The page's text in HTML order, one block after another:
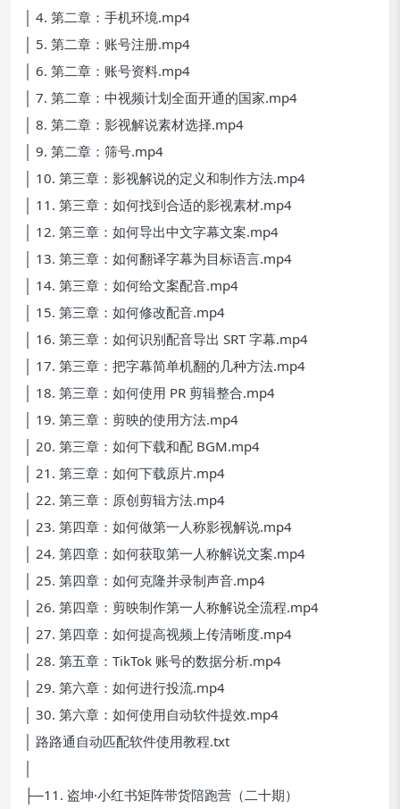
│ 4. 第二章：手机环境.mp4
│ 5. 第二章：账号注册.mp4
│ 6. 第二章：账号资料.mp4
│ 7. 第二章：中视频计划全面开通的国家.mp4
│ 8. 第二章：影视解说素材选择.mp4
│ 9. 第二章：筛号.mp4
│ 10. 第三章：影视解说的定义和制作方法.mp4
│ 11. 第三章：如何找到合适的影视素材.mp4
│ 12. 第三章：如何导出中文字幕文案.mp4
│ 13. 第三章：如何翻译字幕为目标语言.mp4
│ 14. 第三章：如何给文案配音.mp4
│ 15. 第三章：如何修改配音.mp4
│ 16. 第三章：如何识别配音导出 SRT 字幕.mp4
│ 17. 第三章：把字幕简单机翻的几种方法.mp4
│ 18. 第三章：如何使用 PR 剪辑整合.mp4
│ 19. 第三章：剪映的使用方法.mp4
│ 20. 第三章：如何下载和配 BGM.mp4
│ 21. 第三章：如何下载原片.mp4
│ 22. 第三章：原创剪辑方法.mp4
│ 23. 第四章：如何做第一人称影视解说.mp4
│ 24. 第四章：如何获取第一人称解说文案.mp4
│ 25. 第四章：如何克隆并录制声音.mp4
│ 26. 第四章：剪映制作第一人称解说全流程.mp4
│ 27. 第四章：如何提高视频上传清晰度.mp4
│ 28. 第五章：TikTok 账号的数据分析.mp4
│ 29. 第六章：如何进行投流.mp4
│ 30. 第六章：如何使用自动软件提效.mp4
│ 路路通自动匹配软件使用教程.txt
├─11. 盗坤·小红书矩阵带货陪跑营（二十期）